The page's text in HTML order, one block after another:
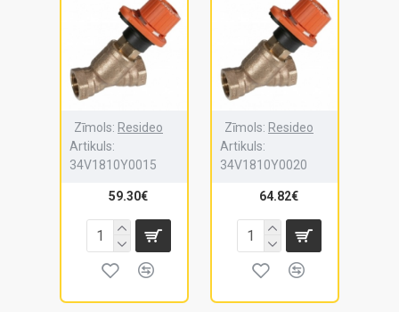
Zīmols: Resideo
Artikuls:
34V1810Y0015
59.30€
Zīmols: Resideo
Artikuls:
34V1810Y0020
64.82€